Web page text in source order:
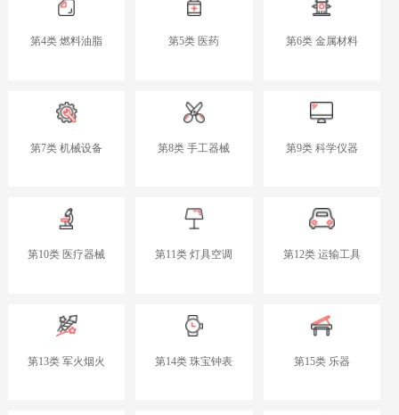
第4类 燃料油脂 第5类 医药 第6类 金属材料
第7类 机械设备 第8类 手工器械 第9类 科学仪器
第10类 医疗器械 第11类 灯具空调 第12类 运输工具
第13类 军火烟火 第14类 珠宝钟表 第15类 乐器